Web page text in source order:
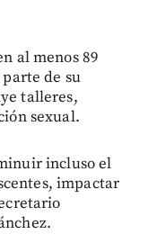
al menos 89
de su
talleres,
sexual.
incluso el
impactar